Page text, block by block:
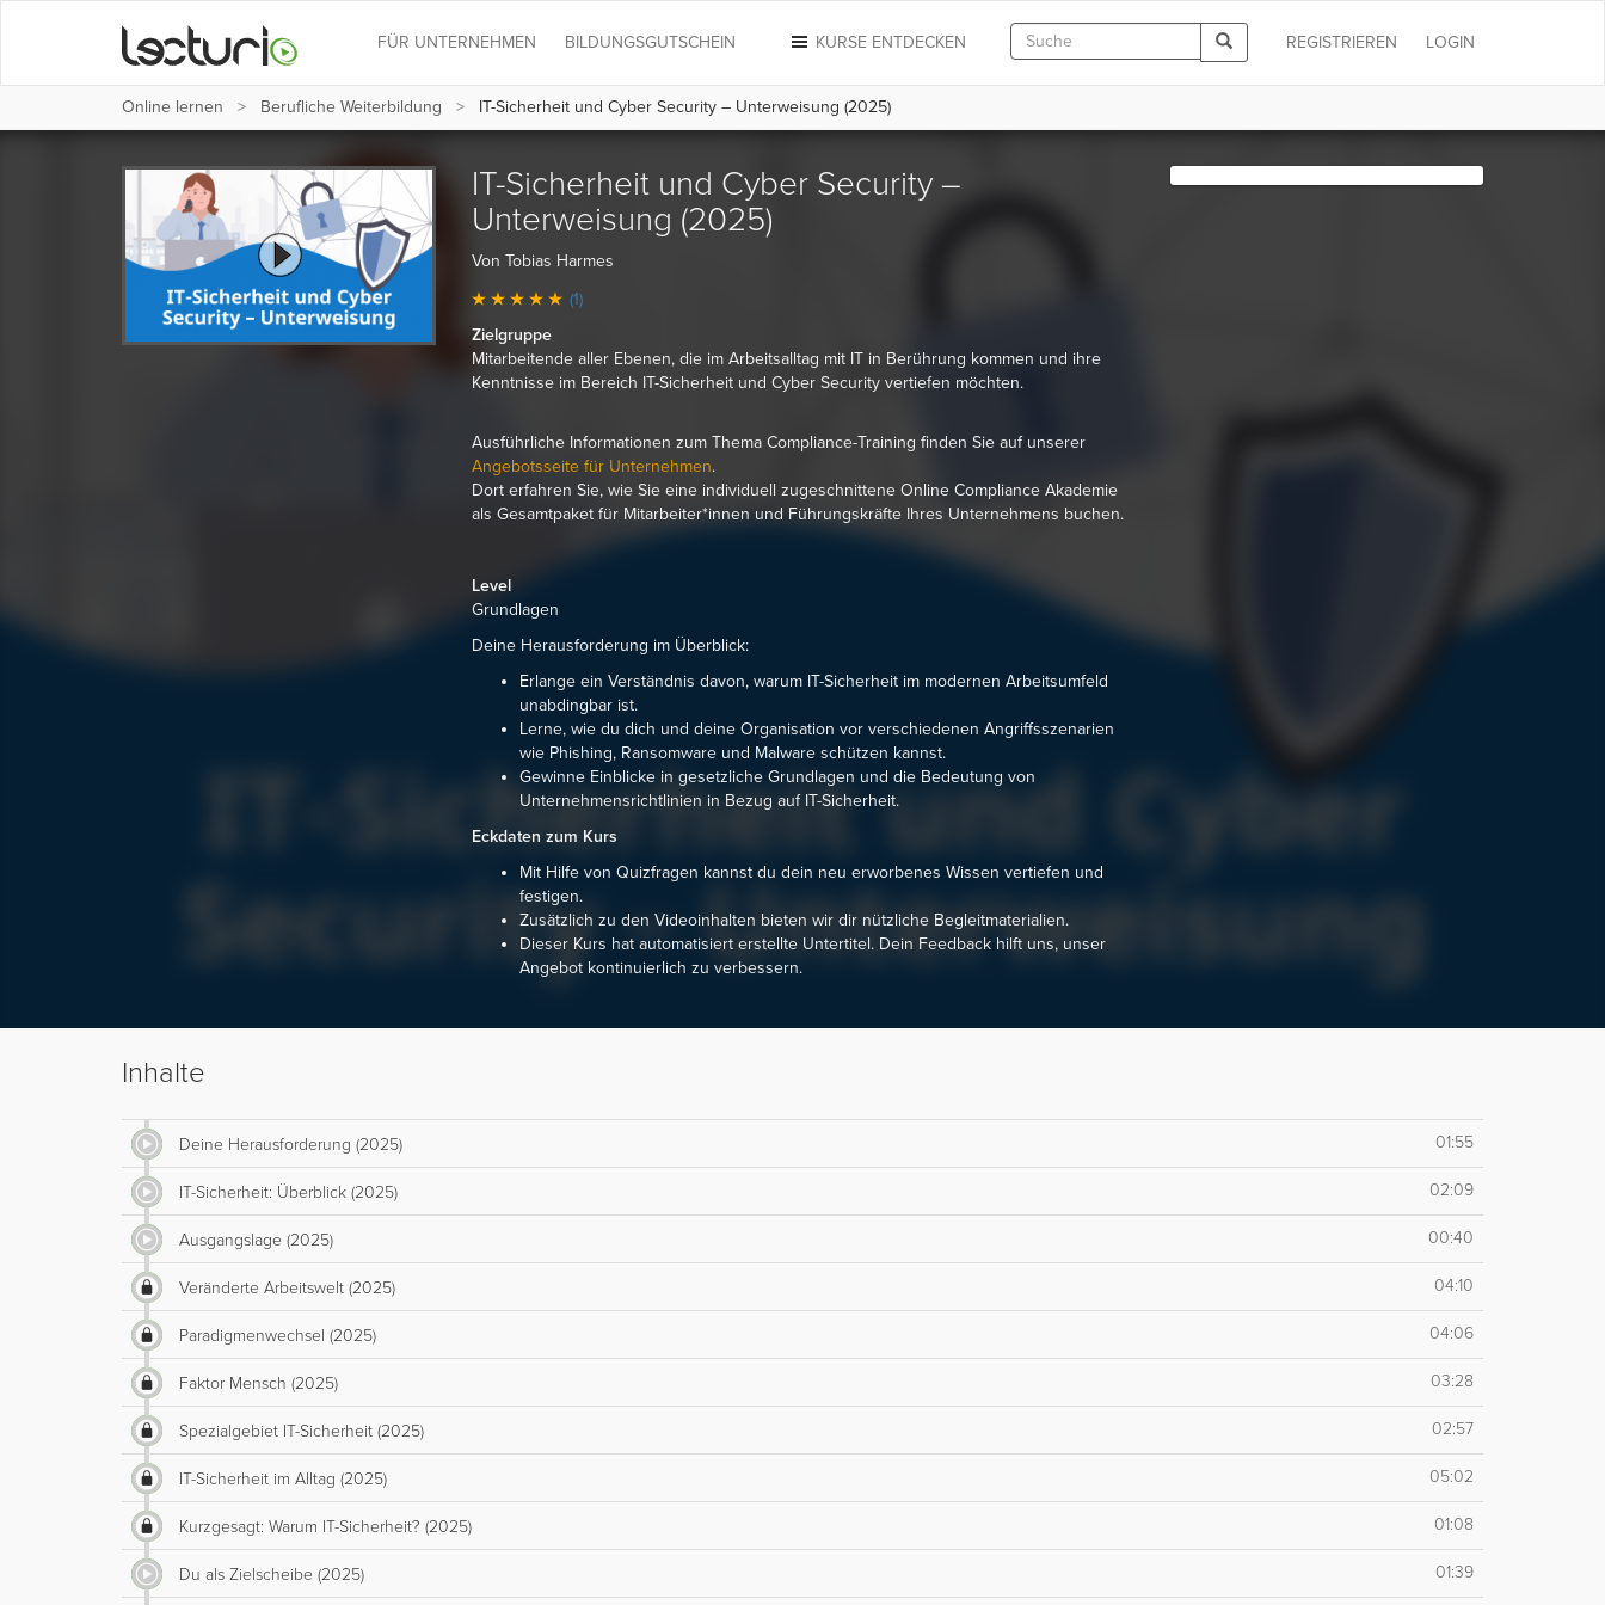
LOGIN
REGISTRIEREN
KURSE ENTDECKEN
FÜR UNTERNEHMEN BILDUNGSGUTSCHEIN
Online lernen Berufliche Weiterbildung IT-Sicherheit und Cyber Security – Unterweisung (2025)
IT-Sicherheit und Cyber Security –
Unterweisung (2025)
Von Tobias Harmes
(1)
Zielgruppe
Mitarbeitende aller Ebenen, die im Arbeitsalltag mit IT in Berührung kommen und ihre
Kenntnisse im Bereich IT-Sicherheit und Cyber Security vertiefen möchten.
Ausführliche Informationen zum Thema Compliance-Training finden Sie auf unserer
Angebotsseite für Unternehmen.
Dort erfahren Sie, wie Sie eine individuell zugeschnittene Online Compliance Akademie
als Gesamtpaket für Mitarbeiter*innen und Führungskräfte Ihres Unternehmens buchen.
Level
Grundlagen
Deine Herausforderung im Überblick:
Erlange ein Verständnis davon, warum IT-Sicherheit im modernen Arbeitsumfeld
unabdingbar ist.
Lerne, wie du dich und deine Organisation vor verschiedenen Angriffsszenarien
wie Phishing, Ransomware und Malware schützen kannst.
Gewinne Einblicke in gesetzliche Grundlagen und die Bedeutung von
Unternehmensrichtlinien in Bezug auf IT-Sicherheit.
Eckdaten zum Kurs
Mit Hilfe von Quizfragen kannst du dein neu erworbenes Wissen vertiefen und
festigen.
Zusätzlich zu den Videoinhalten bieten wir dir nützliche Begleitmaterialien.
Dieser Kurs hat automatisiert erstellte Untertitel. Dein Feedback hilft uns, unser
Angebot kontinuierlich zu verbessern.
Inhalte
Deine Herausforderung (2025) 01:55
IT-Sicherheit: Überblick (2025) 02:09
Ausgangslage (2025) 00:40
Veränderte Arbeitswelt (2025) 04:10
Paradigmenwechsel (2025) 04:06
Faktor Mensch (2025) 03:28
Spezialgebiet IT-Sicherheit (2025) 02:57
IT-Sicherheit im Alltag (2025) 05:02
Kurzgesagt: Warum IT-Sicherheit? (2025) 01:08
Du als Zielscheibe (2025) 01:39